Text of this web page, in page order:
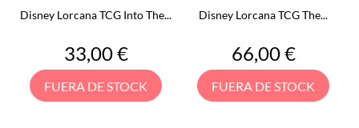
Disney Lorcana TCG Into The...
Precio
33,00 €
FUERA DE STOCK
Disney Lorcana TCG The...
Precio
66,00 €
FUERA DE STOCK